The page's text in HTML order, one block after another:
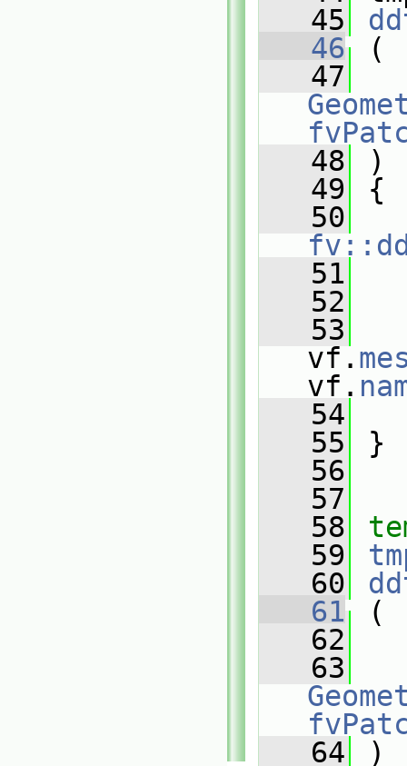
   45
   46
(
   47
   48
)
   49
{
   50
   51
   52
   53
vf.
vf.
   54
   55
}
   56
   57
   58
   59
   60
   61
(
   62
   63
   64
)